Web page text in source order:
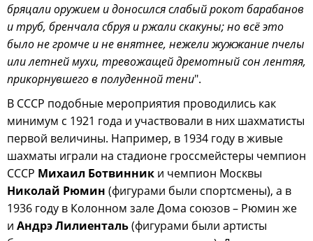
бряцали оружием и доносился слабый рокот барабанов
и труб, бренчала сбруя и ржали скакуны; но всё это
было не громче и не внятнее, нежели жужжание пчелы
или летней мухи, тревожащей дремотный сон лентяя,
прикорнувшего в полуденной тени".
В СССР подобные мероприятия проводились как
минимум с 1921 года и участвовали в них шахматисты
первой величины. Например, в 1934 году в живые
шахматы играли на стадионе гроссмейстеры чемпион
СССР Михаил Ботвинник и чемпион Москвы
Николай Рюмин (фигурами были спортсмены), а в
1936 году в Колонном зале Дома союзов – Рюмин же
и Андрэ Лилиенталь(фигурами были артисты